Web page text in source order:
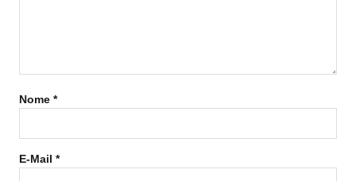
Nome *
E-Mail *